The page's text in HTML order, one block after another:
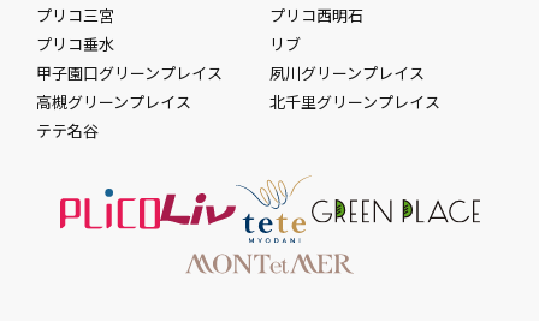
プリコ三宮
プリコ西明石
プリコ垂水
リブ
甲子園口グリーンプレイス
夙川グリーンプレイス
高槻グリーンプレイス
北千里グリーンプレイス
テテ名谷